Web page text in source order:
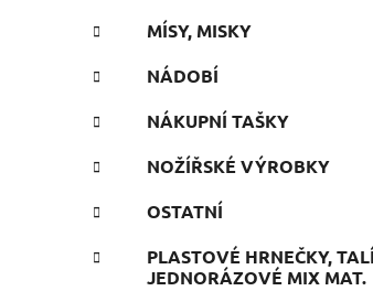
MÍSY, MISKY
NÁDOBÍ
NÁKUPNÍ TAŠKY
NOŽÍŘSKÉ VÝROBKY
OSTATNÍ
PLASTOVÉ HRNEČKY,
JEDNORÁZOVÉ MIX MAT.